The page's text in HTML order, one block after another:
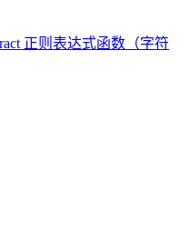
正则表达式函数（字符